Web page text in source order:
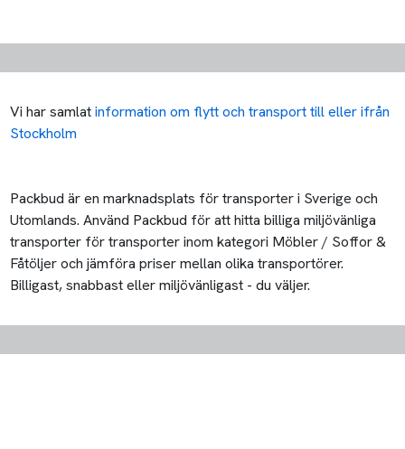
Vi har samlatinformation om flytt och transport till eller ifrån
Stockholm
Packbud är en marknadsplats för transporter i Sverige och
Utomlands. Använd Packbud för att hitta billiga miljövänliga
transporter för transporter inom kategori Möbler / Soffor &
Fåtöljer och jämföra priser mellan olika transportörer.
Billigast, snabbast eller miljövänligast - du väljer.